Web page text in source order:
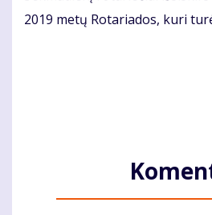
2019 me­tų Ro­ta­ria­dos, ku­ri